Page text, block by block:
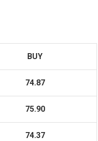
BUY
74.87
75.90
74.37